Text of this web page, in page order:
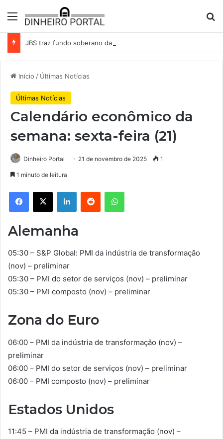
Menu
Início / Últimas Notícias
Últimas Notícias
Calendário econômico da
semana: sexta-feira (21)
Dinheiro Portal 21 de novembro de 2025 1
1 minuto de leitura
Facebook
X LinkedinReddit WhatsApp
Alemanha
05:30 – S&P Global: PMI da indústria de transformação
(nov) – preliminar
05:30 – PMI do setor de serviços (nov) – preliminar
05:30 – PMI composto (nov) – preliminar
Zona do Euro
06:00 – PMI da indústria de transformação (nov) –
preliminar
06:00 – PMI do setor de serviços (nov) – preliminar
06:00 – PMI composto (nov) – preliminar
Estados Unidos
11:45 – PMI da indústria de transformação (nov) –